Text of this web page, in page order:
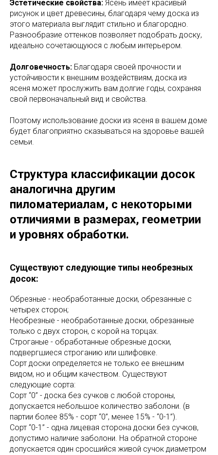
Эстетические свойства: Ясень имеет красивый
рисунок и цвет древесины, благодаря чему доска из
этого материала выглядит стильно и благородно.
Разнообразие оттенков позволяет подобрать доску,
идеально сочетающуюся с любым интерьером.
Долговечность: Благодаря своей прочности и
устойчивости к внешним воздействиям, доска из
ясеня может прослужить вам долгие годы, сохраняя
свой первоначальный вид и свойства.
Поэтому использование доски из ясеня в вашем доме
будет благоприятно сказываться на здоровье вашей
семьи.
Структура классификации досок
аналогична другим
пиломатериалам, с некоторыми
отличиями в размерах, геометрии
и уровнях обработки.
Существуют следующие типы необрезных
досок:
Обрезные - необработанные доски, обрезанные с
четырех сторон;
Необрезные - необработанные доски, обрезанные
только с двух сторон, с корой на торцах.
Строганые - обработанные обрезные доски,
подвергшиеся строганию или шлифовке.
Сорт доски определяется не только ее внешним
видом, но и общим качеством. Существуют
следующие сорта:
Сорт “0” - доска без сучков с любой стороны,
допускается небольшое количество заболони. (в
партии более 85% - сорт “0”, менее 15% - “0-1”).
Сорт “0-1” - одна лицевая сторона доски без сучков,
допустимо наличие заболони. На обратной стороне
допускается один сросшийся живой сучок диаметром